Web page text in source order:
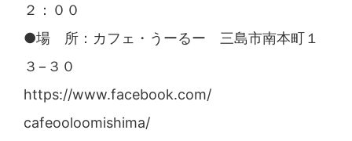
２：００
●場 所： カフェ・うーるー 三島市南本町１
３−３０
https://www.facebook.com/
cafeooloomishima/